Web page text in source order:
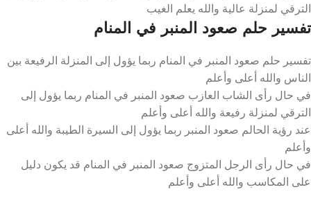
الترقي لمنزلة عالية والله يعلم الغيب
تفسير حلم صعود المنبر في المنام
تفسير حلم صعود المنبر في المنام ربما يؤول إلى المنزلة الرفيعة بين
الناس والله أعلى وأعلم
في حال رأى الشاب العازب صعود المنبر في المنام ربما يؤول إلى
الترقي لمنزلة رفيعة والله أعلى وأعلم
عند رؤية الحالم صعود المنبر ربما يؤول إلى السيرة الطيبة والله أعلى
وأعلم
في حال رأى الرجل المتزوج صعود المنبر في المنام قد يكون دليل
على المكاسب والله أعلى وأعلم